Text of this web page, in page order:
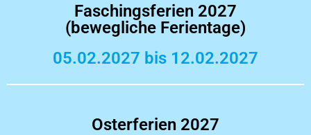
Faschingsferien 2027
(bewegliche Ferientage)
05.02.2027 bis 12.02.2027
Osterferien 2027